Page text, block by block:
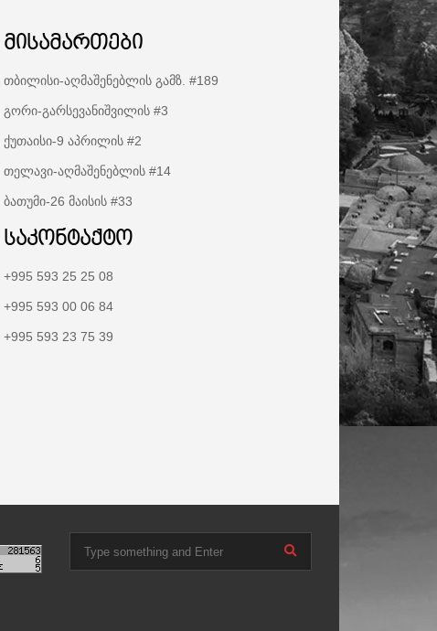
მისამართები
თბილისი-აღმაშენებლის გამზ. #189
გორი-გარსევანიშვილის #3
ქუთაისი-9 აპრილის #2
თელავი-აღმაშენებლის #14
ბათუმი-26 მაისის #33
საკონტაქტო
+995 593 25 25 08
+995 593 00 06 84
+995 593 23 75 39